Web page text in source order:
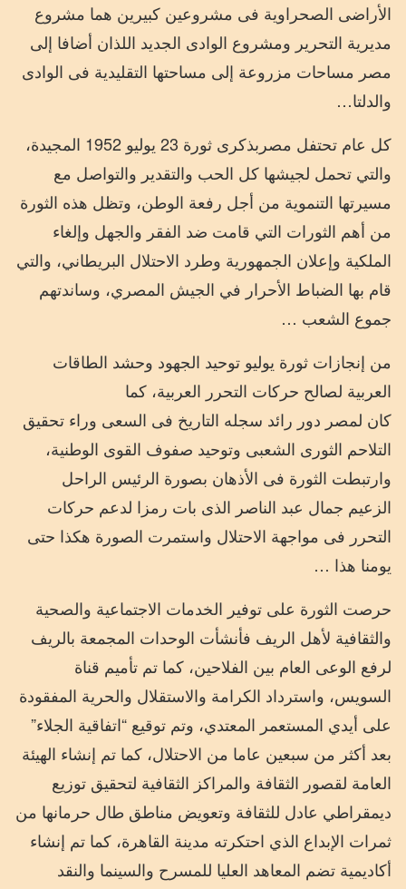
الأراضى الصحراوية فى مشروعين كبيرين هما مشروع
مديرية التحرير ومشروع الوادى الجديد اللذان أضافا إلى
مصر مساحات مزروعة إلى مساحتها التقليدية فى الوادى
والدلتا…
كل عام تحتفل مصربذكرى ثورة 23 يوليو 1952 المجيدة،
والتي تحمل لجيشها كل الحب والتقدير والتواصل مع
مسيرتها التنموية من أجل رفعة الوطن، وتظل هذه الثورة
من أهم الثورات التي قامت ضد الفقر والجهل وإلغاء
الملكية وإعلان الجمهورية وطرد الاحتلال البريطاني، والتي
قام بها الضباط الأحرار في الجيش المصري، وساندتهم
جموع الشعب …
من إنجازات ثورة يوليو توحيد الجهود وحشد الطاقات
العربية لصالح حركات التحرر العربية، كما
كان لمصر دور رائد سجله التاريخ فى السعى وراء تحقيق
التلاحم الثورى الشعبى وتوحيد صفوف القوى الوطنية،
وارتبطت الثورة فى الأذهان بصورة الرئيس الراحل
الزعيم جمال عبد الناصر الذى بات رمزا لدعم حركات
التحرر فى مواجهة الاحتلال واستمرت الصورة هكذا حتى
يومنا هذا …
حرصت الثورة على توفير الخدمات الاجتماعية والصحية
والثقافية لأهل الريف فأنشأت الوحدات المجمعة بالريف
لرفع الوعى العام بين الفلاحين، كما تم تأميم قناة
السويس، واسترداد الكرامة والاستقلال والحرية المفقودة
على أيدي المستعمر المعتدي، وتم توقيع “اتفاقية الجلاء”
بعد أكثر من سبعين عاما من الاحتلال، كما تم إنشاء الهيئة
العامة لقصور الثقافة والمراكز الثقافية لتحقيق توزيع
ديمقراطي عادل للثقافة وتعويض مناطق طال حرمانها من
ثمرات الإبداع الذي احتكرته مدينة القاهرة، كما تم إنشاء
أكاديمية تضم المعاهد العليا للمسرح والسينما والنقد